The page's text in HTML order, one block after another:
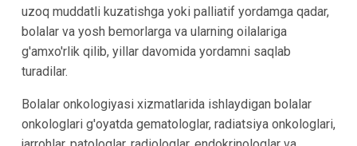
uzoq muddatli kuzatishga yoki palliatif yordamga qadar,
bolalar va yosh bemorlarga va ularning oilalariga
g'amxo'rlik qilib, yillar davomida yordamni saqlab
turadilar.
Bolalar onkologiyasi xizmatlarida ishlaydigan bolalar
onkologlari g'oyatda gematologlar, radiatsiya onkologlari,